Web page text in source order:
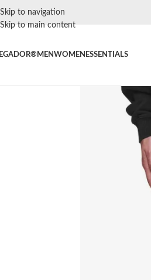
Skip to navigation
Skip to main content
MENWOMEN ESSENTIALS